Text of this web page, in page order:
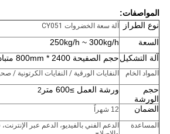
المواصفات:
نوع الطراز
آلة سعة الخضروات CY051
السعة
250kg/h ~ 300kg/h
آلة التشكيلحجم الصفيحة 2400 * 800mm متبادلة
المواد الخام النفايات الورقية / النفايات الكرتونية /
حجم
الورشة
ورشة العمل ≥600 متر 2
الضمان
12 شهراً
المساعدة
الدعم الفني بالفيديو، الدعم عبر